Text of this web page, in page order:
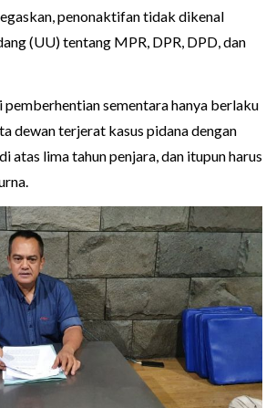
penonaktifan tidak dikenal
(UU) tentang MPR, DPR, DPD, dan
pemberhentian sementara hanya berlaku
dewan terjerat kasus pidana dengan
atas lima tahun penjara, dan itupun harus